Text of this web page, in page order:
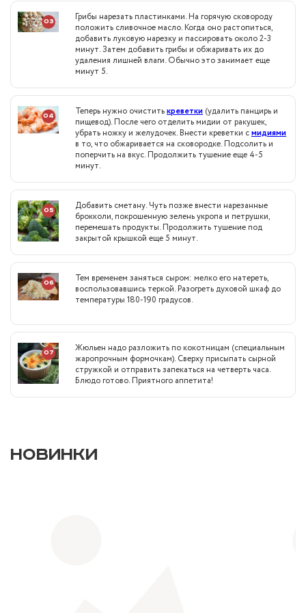
03
Грибы нарезать пластинками. На горячую сковороду
положить сливочное масло. Когда оно растопиться,
добавить луковую нарезку и пассировать около 2-3
минут. Затем добавить грибы и обжаривать их до
удаления лишней влаги. Обычно это занимает еще
минут 5.
04 Теперь нужно очиститькреветки (удалить панцирь и
пищевод). После чего отделить мидии от ракушек,
убрать ножку и желудочек. Внести креветки смидиями
в то, что обжаривается на сковородке. Подсолить и
поперчить на вкус. Продолжить тушение еще 4-5
минут.
05
Добавить сметану. Чуть позже внести нарезанные
брокколи, покрошенную зелень укропа и петрушки,
перемешать продукты. Продолжить тушение под
закрытой крышкой еще 5 минут.
06
Тем временем заняться сыром: мелко его натереть,
воспользовавшись теркой. Разогреть духовой шкаф до
температуры 180-190 градусов.
07
Жюльен надо разложить по кокотницам (специальным
жаропрочным формочкам). Сверху присыпать сырной
стружкой и отправить запекаться на четверть часа.
Блюдо готово. Приятного аппетита!
НОВИНКИ